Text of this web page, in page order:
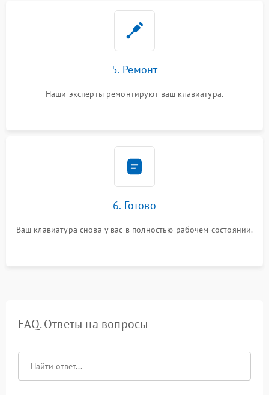
5. Ремонт
Наши эксперты ремонтируют ваш клавиатура.
6. Готово
Ваш клавиатура снова у вас в полностью рабочем состоянии.
FAQ. Ответы на вопросы